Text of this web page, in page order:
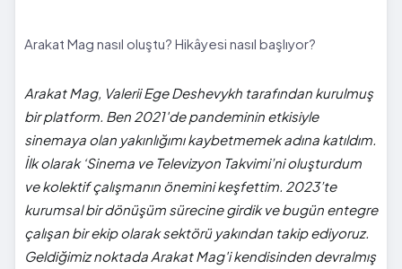
Arakat Mag nasıl oluştu? Hikâyesi nasıl başlıyor?
Arakat Mag, Valerii Ege Deshevykh tarafından kurulmuş
bir platform. Ben 2021'de pandeminin etkisiyle
sinemaya olan yakınlığımı kaybetmemek adına katıldım.
İlk olarak ‘Sinema ve Televizyon Takvimi’ni oluşturdum
ve kolektif çalışmanın önemini keşfettim. 2023’te
kurumsal bir dönüşüm sürecine girdik ve bugün entegre
çalışan bir ekip olarak sektörü yakından takip ediyoruz.
Geldiğimiz noktada Arakat Mag'i kendisinden devralmış